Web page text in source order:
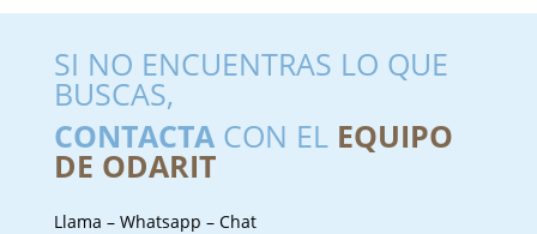
SI NO ENCUENTRAS LO QUE
BUSCAS,
CONTACTACON EL EQUIPO
DE ODARIT
Llama – Whatsapp – Chat